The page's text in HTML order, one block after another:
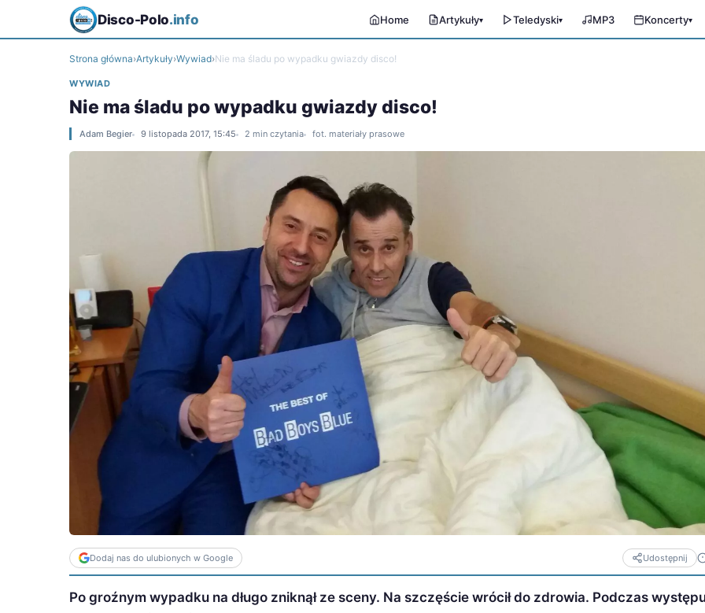
Disco-Polo.info Home Artykuły▾ Teledyski▾ MP3 Koncerty▾
Strona główna›Artykuły›Wywiad›Nie ma śladu po wypadku gwiazdy disco!
WYWIAD
Nie ma śladu po wypadku gwiazdy disco!
Adam Begier 9 listopada 2017, 15:45 2 min czytania fot. materiały prasowe
Dodaj nas do ulubionych w Google Udostępnij
Po groźnym wypadku na długo zniknął ze sceny. Na szczęście wrócił do zdrowia. Podczas